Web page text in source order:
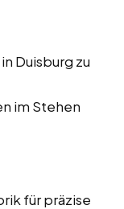
Duisburg zu
im Stehen
für präzise